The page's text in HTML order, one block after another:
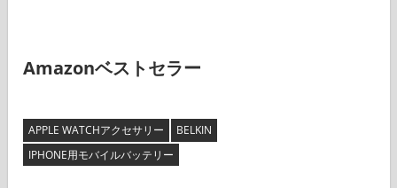
Amazonベストセラー
APPLE WATCHアクセサリー
BELKIN
IPHONE用モバイルバッテリー